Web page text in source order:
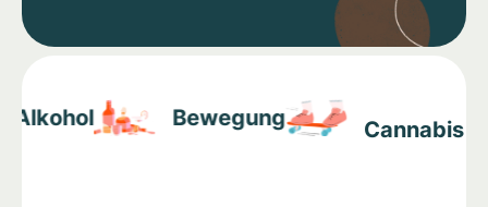
Alkohol Bewegung Cannabis